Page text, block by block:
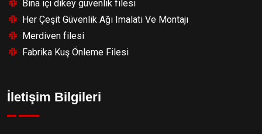
Bina içi dikey güvenlik filesi
Her Çeşit Güvenlik Ağı Imalati Ve Montajı
Merdiven filesi
Fabrika Kuş Önleme Filesi
İletişim Bilgileri